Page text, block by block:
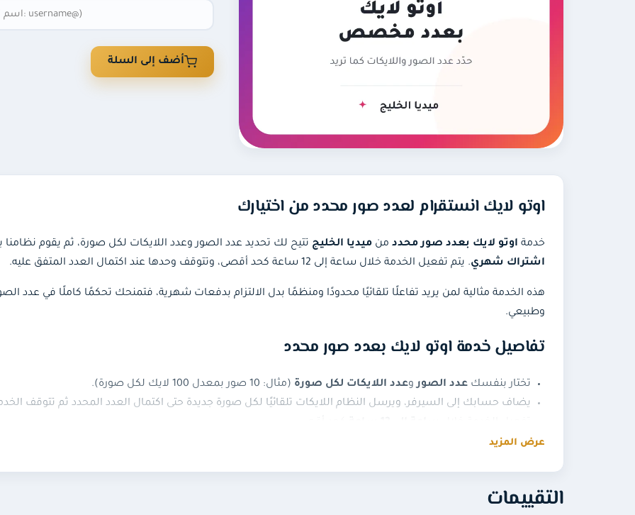
أضف إلى السلة
اوتو لايك انستقرام لعدد صور محدد من اختيارك
خدمة اوتو لايك بعدد صور محدد من ميديا الخليج تتيح لك تحديد عدد الصور وعدد اللايكات لكل صورة، ثم يقوم نظامنا
اشتراك شهري. يتم تفعيل الخدمة خلال ساعة إلى 12 ساعة كحد أقصى، وتتوقف وحدها عند اكتمال العدد المتفق عليه.
هذه الخدمة مثالية لمن يريد تفاعلًا تلقائيًا محدودًا ومنظمًا بدل الالتزام بدفعات شهرية، فتمنحك تحكمًا كاملًا في
وطبيعي.
تفاصيل خدمة اوتو لايك بعدد صور محدد
تختار بنفسك عدد الصوروعدد اللايكات لكل صورة (مثال: 10 صور بمعدل 100 لايك لكل صورة).
يضاف حسابك إلى السيرفر، ويرسل النظام اللايكات تلقائيًا لكل صورة جديدة حتى اكتمال العدد المحدد ثم تتوقف
لا يوجد وقت لانتهاء الخدمة
يجب أن يكون الحساب
عرض المزيد
التقييمات